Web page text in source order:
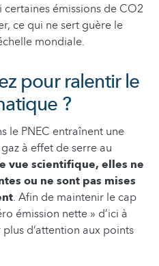
émissions de CO2
ce qui ne sert guère le
mondiale.
pour ralentir le
?
le PNEC entraînent une
à effet de serre au
vue scientifique, elles ne
ou ne sont pas mises
. Afin de maintenir le cap
émission nette » d’ici à
d’attention aux points